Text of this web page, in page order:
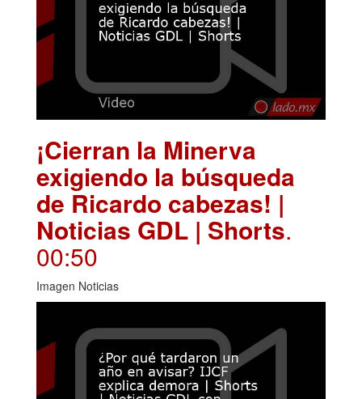
¡Cierran la Minerva
exigiendo la búsqueda
de Ricardo cabezas! |
Noticias GDL | Shorts.
00:50
Imagen Noticias